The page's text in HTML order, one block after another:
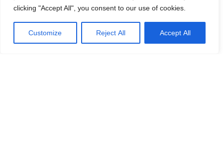
clicking "Accept All", you consent to our use of cookies.
Customize Reject All Accept All
middagen tog den första begivenheten sin början, då
SWEA:s egen modedesigner Britten Emme bjöd på en
storslagen modeshow ackompanjerad av ABBA-musik,